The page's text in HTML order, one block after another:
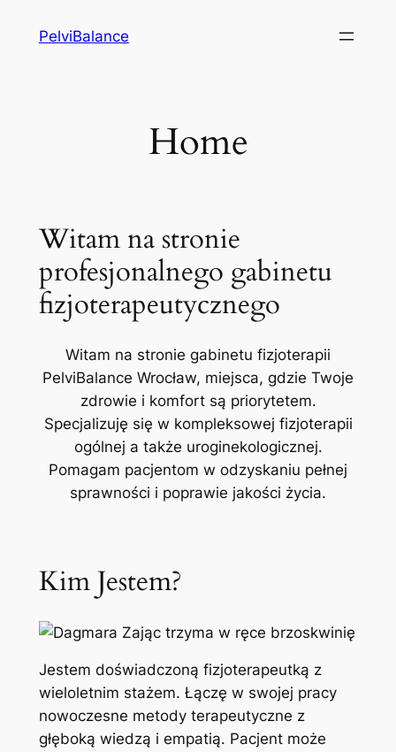
PelviBalance
Home
Witam na stronie
profesjonalnego gabinetu
fizjoterapeutycznego
Witam na stronie gabinetu fizjoterapii
PelviBalance Wrocław, miejsca, gdzie Twoje
zdrowie i komfort są priorytetem.
Specjalizuję się w kompleksowej fizjoterapii
ogólnej a także uroginekologicznej.
Pomagam pacjentom w odzyskaniu pełnej
sprawności i poprawie jakości życia.
Kim Jestem?
Jestem doświadczoną fizjoterapeutką z
wieloletnim stażem. Łączę w swojej pracy
nowoczesne metody terapeutyczne z
głęboką wiedzą i empatią. Pacjent może